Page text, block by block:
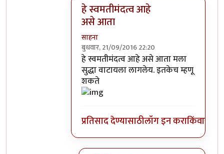
हे स्वमतीमंदत्व आहे
असे आता
साहना
बुधवार, 21/09/2016 22:20
In reply toआत्मबंधवाल्यानी `कोहळा म्हणजे
हे स्वमतीमंदत्व आहे असे आता मला
सुद्धा वाटायला लागलेय. इतकेच म्हणू
शकते
प्रतिसाद देण्यासाठीलॉग इन कराकिंवा